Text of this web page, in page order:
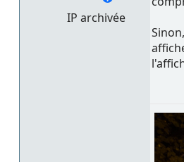
IP archivée